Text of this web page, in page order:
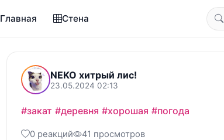
Главная Стена
NEKO хитрый лис!
23.05.2024 02:13
#закат #деревня #хорошая #погода
0 реакций 41 просмотров